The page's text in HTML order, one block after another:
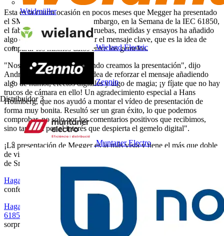
Weidmüller
Wieland Electric
Zennio
Distribuidor 3
Muntaner Electro
Esta es la cuarta ocasión en pocos meses que Megger ha presentado
el SMRT digital twins. Sin embargo, en la Semana de la IEC 61850,
el fabricante de equipos de pruebas, medidas y ensayos ha añadido
algo de "magia" para reforzar el mensaje clave, que es la idea de
compartir los mismos datos entre los gemelos.
"Nos divertimos mucho cuando creamos la presentación", dijo
Andrea. "Se nos ocurrió la idea de reforzar el mensaje añadiendo
algo de humor, efectos digitales y algo de magia; ¡y fíjate que no hay
trucos de cámara en ello! Un agradecimiento especial a Hans
Holmberg, que nos ayudó a montar el vídeo de presentación de
forma muy bonita. Resultó ser un gran éxito, lo que podemos
comprobar, no solo por los comentarios positivos que recibimos,
sino también por el interés que despierta el gemelo digital".
¡La presentación de Megger es la más vista y tiene el más que doble
de visitas que cualquier otro video publicado en el canal de YouTube
de Smart Grid Forums!
Haga clic aquí para leer el post en inglés de IEC
conferencia y la presentación de Megger.
Haga clic aquí para ver la presentación completa de Megger en IEC
61850 Week
sorpresa.